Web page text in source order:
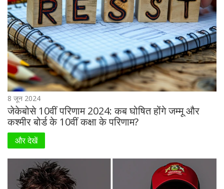
8 जून 2024
जेकेबोसे 10वीं परिणाम 2024: कब घोषित होंगे जम्मू और
कश्मीर बोर्ड के 10वीं कक्षा के परिणाम?
और देखें